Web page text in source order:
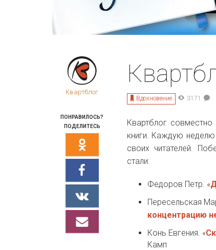
Квартблог
ПОНРАВИЛОСЬ?
ПОДЕЛИТЕСЬ
Вдохновение 3171
Квартблог совместно
книги. Каждую
своих читателей.
стали:
Федоров Петр. «
Пересельская
концентрацию
Конь Евгения. «
Камп